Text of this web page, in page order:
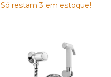
Só restam3 em estoque!